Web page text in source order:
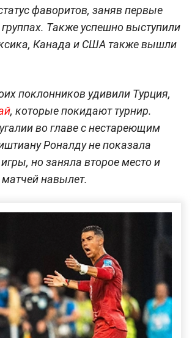
фаворитов, заняв первые
Также успешно выступили
Канада и США также вышли
поклонников удивили Турция,
, которые покидают турнир.
во главе с нестареющим
Роналду не показала
но заняла второе место и
навылет.